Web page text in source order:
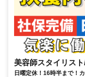
美容師スタイリス
日曜定休！16時半まで！